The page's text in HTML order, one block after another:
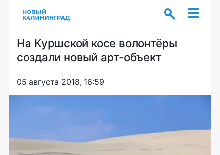
На Куршской косе волонтёры
создали новый арт-объект
05 августа 2018, 16:59